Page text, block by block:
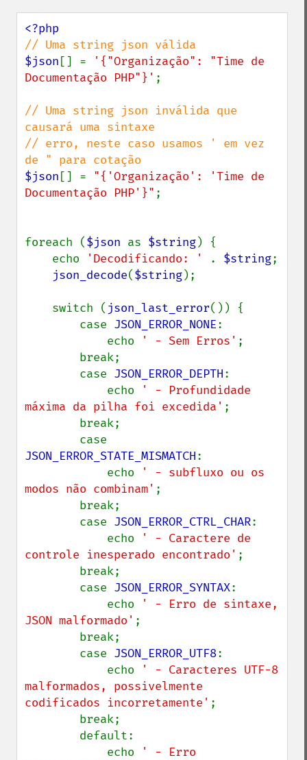
$json [] =
'{"Organização": "Time de
Documentação PHP"}' ;
// Uma string json inválida que
causará uma sintaxe
// erro, neste caso usamos ' em vez
$json [] = "{'Organização': 'Time de
Documentação PHP'}" ;
foreach ($json as $string) {
    echo
'Decodificando: ' . $string;
json_decode($string);
    switch (
json_last_error()) {
        case
JSON_ERROR_NONE:
            echo
' - Sem Erros' ;
        case
JSON_ERROR_DEPTH:
            echo
' - Profundidade
máxima da pilha foi excedida' ;
JSON_ERROR_STATE_MISMATCH:
            echo
' - subfluxo ou os
modos não combinam' ;
        case
JSON_ERROR_CTRL_CHAR:
            echo
' - Caractere de
controle inesperado encontrado' ;
        case
JSON_ERROR_SYNTAX:
            echo
' - Erro de sintaxe,
JSON malformado' ;
        case
JSON_ERROR_UTF8:
            echo
' - Caracteres UTF-8
malformados, possivelmente
codificados incorretamente' ;
            echo
' - Erro